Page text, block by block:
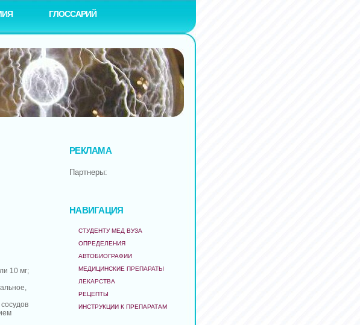
ГЛОССАРИЙ
10 мг;
РЕКЛАМА
Партнеры:
НАВИГАЦИЯ
СТУДЕНТУ МЕД ВУЗА
ОПРЕДЕЛЕНИЯ
АВТОБИОГРАФИИ
МЕДИЦИНСКИЕ ПРЕПАРАТЫ
ЛЕКАРСТВА
РЕЦЕПТЫ
ИНСТРУКЦИИ К ПРЕПАРАТАМ